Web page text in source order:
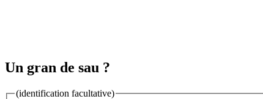
Un gran de sau ?
(identification facultative)